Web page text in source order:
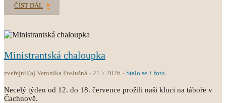
ČÍST DÁL
Ministrantská chaloupka
zveřejnil(a) Veronika Poslušná 21.7.2026 Stalo se + foto
Necelý týden od 12. do 18. července prožili naši kluci na táboře v
Čachnově.